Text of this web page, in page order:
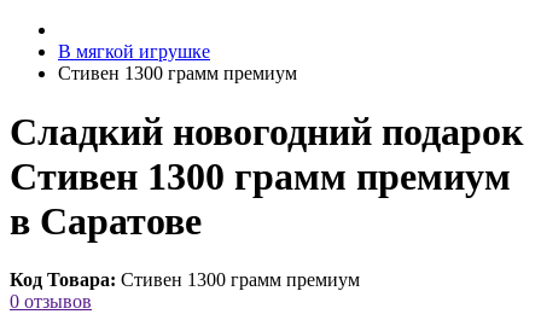
В мягкой игрушке
Стивен 1300 грамм премиум
Сладкий новогодний подарок
Стивен 1300 грамм премиум
в Саратове
Код Товара: Стивен 1300 грамм премиум
0 отзывов